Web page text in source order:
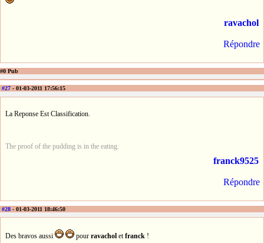
ravachol
Répondre
#0 Pub
#27 - 01-03-2011 17:56:15
La Reponse Est Classification.
The proof of the pudding is in the eating.
franck9525
Répondre
#28 - 01-03-2011 18:46:50
Des bravos aussi pour ravachol etfranck !